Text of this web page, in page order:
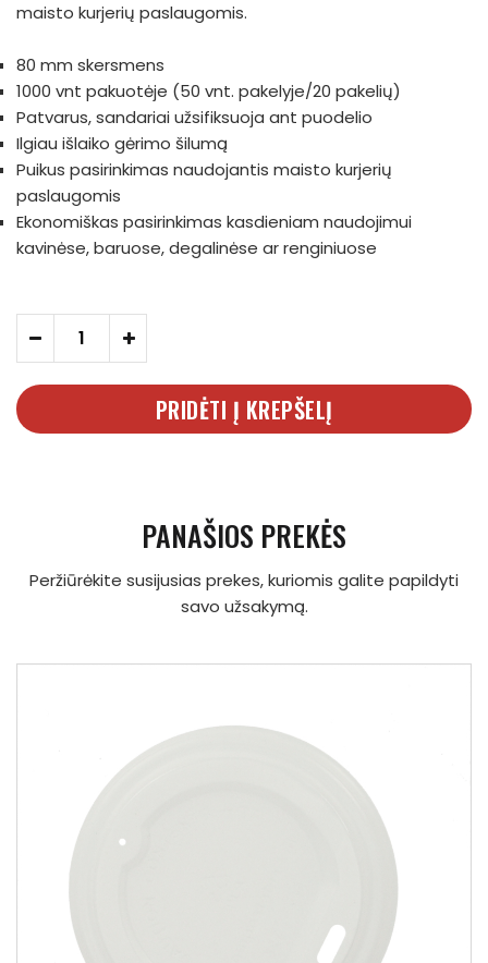
maisto kurjerių paslaugomis.
80 mm skersmens
1000 vnt pakuotėje (50 vnt. pakelyje/20 pakelių)
Patvarus, sandariai užsifiksuoja ant puodelio
Ilgiau išlaiko gėrimo šilumą
Puikus pasirinkimas naudojantis maisto kurjerių
paslaugomis
Ekonomiškas pasirinkimas kasdieniam naudojimui
kavinėse, baruose, degalinėse ar renginiuose
- +
PRIDĖTI Į KREPŠELĮ
PANAŠIOS PREKĖS
Peržiūrėkite susijusias prekes, kuriomis galite papildyti
savo užsakymą.